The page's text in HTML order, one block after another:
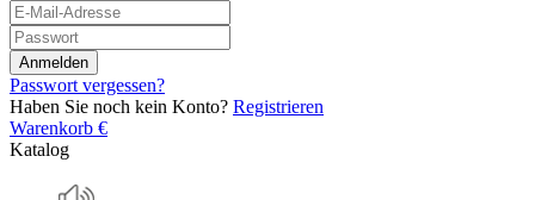
Passwort vergessen?
Haben Sie noch kein Konto? Registrieren
Warenkorb €
Katalog